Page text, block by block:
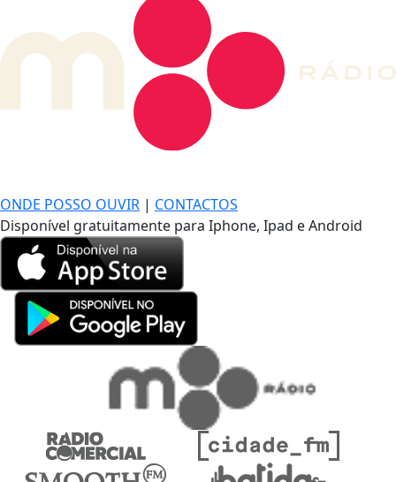
ONDE POSSO OUVIR | CONTACTOS
Disponível gratuitamente para Iphone, Ipad e Android